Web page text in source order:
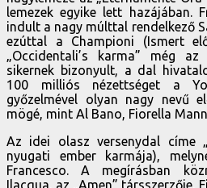
lemezek egyike lett hazájában.
indult a nagy múlttal rendelkező
ezúttal a Championi (Ismert
„Occidentali’s karma” még
sikernek bizonyult, a dal
100 milliós nézettséget a
győzelmével olyan nagy nevű
mögé, mint Al Bano, Fiorella
Az idei olasz versenydal címe
nyugati ember karmája),
Francesco. A megírásban
Ilacqua, az „Amen” társszerzője,